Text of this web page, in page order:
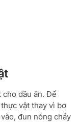
cho dầu ăn. Để
vật thay vì bơ
đun nóng chảy